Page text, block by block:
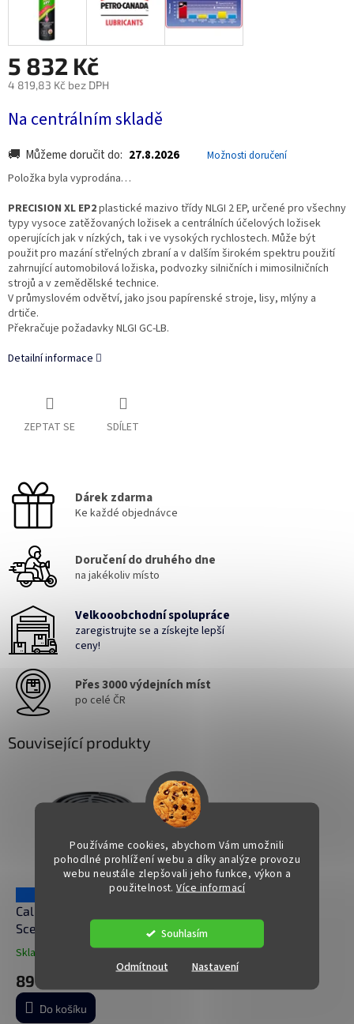
Používáme cookies, abychom Vám umožnili
pohodlné prohlížení webu a díky analýze provozu
webu neustále zlepšovali jeho funkce, výkon a
použitelnost. Více informací
Souhlasím
Nastavení
Odmítnout
5 832 Kč
4 819,83 Kč bez DPH
cena:
Na centrálním skladě
Můžeme doručit do: 27.8.2026 Možnosti doručení
Položka byla vyprodána…
PRECISION XL EP2plastické mazivo třídy NLGI 2 EP, určené pro všechny
typy vysoce zatěžovaných ložisek a centrálních účelových ložisek
operujících jak v nízkých, tak i ve vysokých rychlostech. Může být
použit pro mazání střelných zbraní a v dalším širokém spektru použití
zahrnující automobilová ložiska, podvozky silničních i mimosilničních
strojů a v zemědělské technice.
V průmyslovém odvětví, jako jsou papírenské stroje, lisy, mlýny a
drtiče.
Překračuje požadavky NLGI GC-LB.
Detailní informace
ZEPTAT SE SDÍLET
Dárek zdarma
Ke každé objednávce
Doručení do druhého dne
na jakékoliv místo
Velkooobchodní spolupráce
zaregistrujte se a získejte lepší
ceny!
Přes 3000 výdejních míst
po celé ČR
Související produkty
–25 %
California Scents Car
Scents Coronado Cherry -
Višeň
Průměrné
produktu
je
5,0
Skladem
89 Kč
Do košíku